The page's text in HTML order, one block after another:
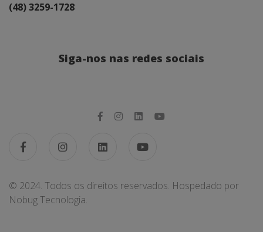
(48) 3259-1728
Siga-nos nas redes sociais
© 2024. Todos os direitos reservados. Hospedado por
Nobug Tecnologia.